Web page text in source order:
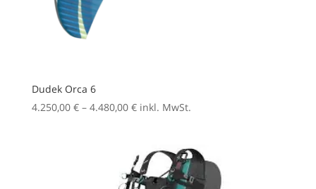
Dudek Orca 6
4.250,00 € – 4.480,00 €Preisspanne:
4.480,00 €
inkl. MwSt.